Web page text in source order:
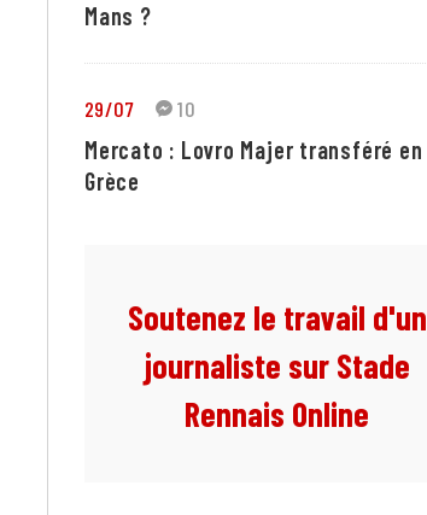
Mans ?
29/07 10
Mercato : Lovro Majer transféré en
Grèce
Soutenez le travail d'un
journaliste sur Stade
Rennais Online